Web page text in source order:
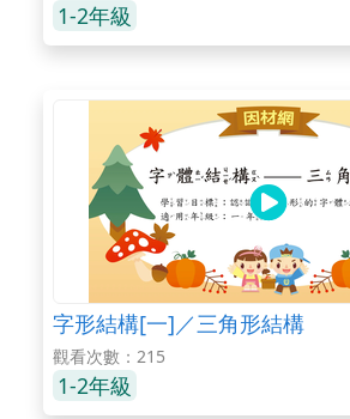
1-2年級
字形結構[一]／三角形結構
觀看次數：215
1-2年級